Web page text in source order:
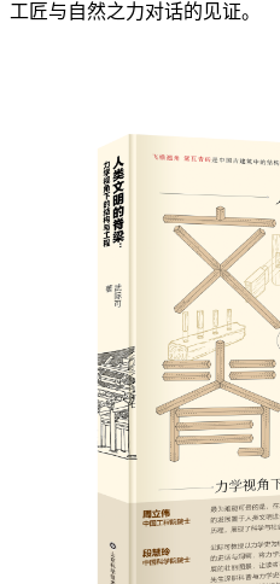
工匠与自然之力对话的见证。